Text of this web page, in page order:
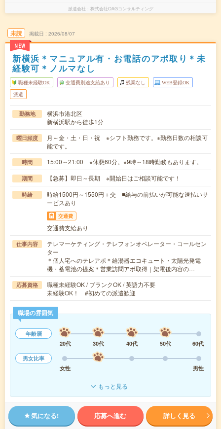
派遣会社 株式会社OAGコンサルティング
未読
NEW
掲載日 2026/08/07
新横浜＊マニュアル有・お電話のアポ取り＊未
経験可＊ノルマなし
職種未経験OK 交通費別途支給あり 残業なし WEB登録OK
派遣
勤務地
横浜市港北区
新横浜駅から徒歩1分
曜日頻度
月～金・土・日・祝 ※シフト勤務です。※勤務日数の相談可
能です。
時間 15:00～21:00 ※休憩60分。※9時～18時勤務もあります。
期間 【急募】即日～長期 ※開始日はご相談可能です！
時給
時給1500円～1550円＋交 ■給与の前払いが可能な速払いサ
ービスあり
交通費
交通費支給あり
仕事内容
テレマーケティング・テレフォンオペレーター・コールセン
ター
＊個人宅へのテレアポ＊給湯器エコキュート・太陽光発電
機・蓄電池の提案＊営業訪問アポ取得｜架電後内容の…
応募資格
職種未経験OK / ブランクOK / 英語力不要
未経験OK！ #初めての派遣歓迎
職場の雰囲気
年齢層
20代
30代 40代 50代
60代
男女比率
女性
男性
もっと見る
気になる! 応募へ進む 詳しく見る